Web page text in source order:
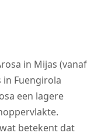
in Mijas (vanaf
in Fuengirola
een lagere
betekent dat